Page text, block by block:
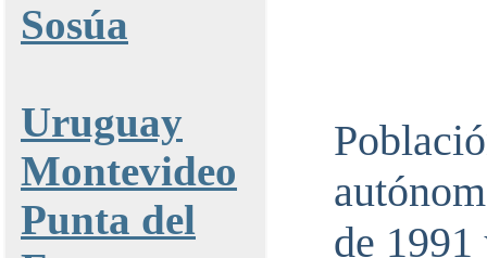
Sosúa
Uruguay
Montevideo
Punta del
de